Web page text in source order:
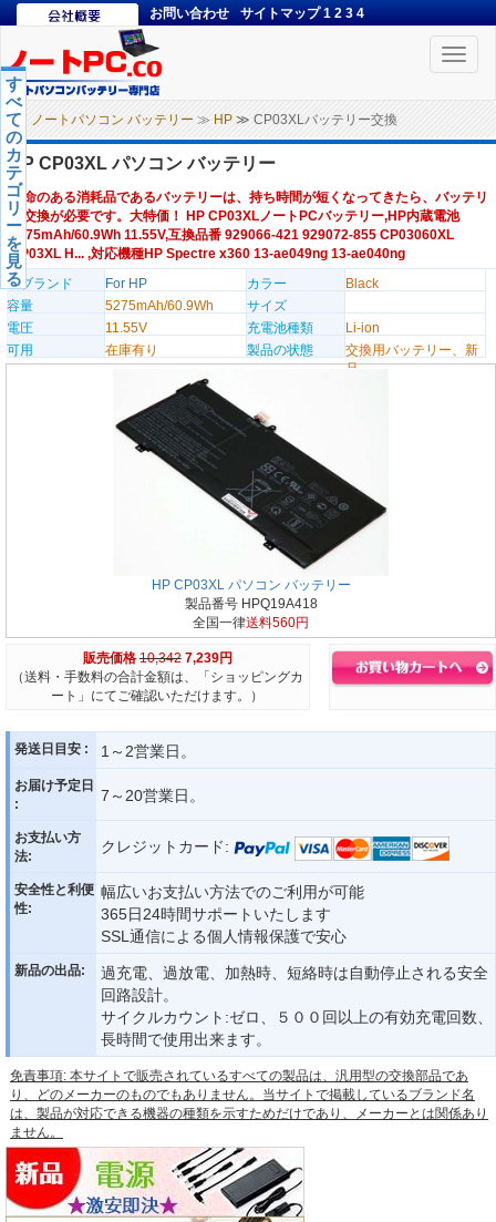
お問い合わせ サイトマップ 1 2 3 4
Toggle
ノートパソコン バッテリー ≫ HP ≫ CP03XLバッテリー交換
す
べ
て
の
カ
テ
ゴ
リ
ー
を
見
る
HP CP03XL パソコン バッテリー
寿命のある消耗品であるバッテリーは、持ち時間が短くなってきたら、バッテリ
ー交換が必要です。大特価！ HP CP03XLノートPCバッテリー,HP内蔵電池
5275mAh/60.9Wh 11.55V,互換品番 929066-421 929072-855 CP03060XL
CP03XL H... ,対応機種HP Spectre x360 13-ae049ng 13-ae040ng
のブランド
For HP カラー
Black
容量
5275mAh/60.9Wh
サイズ
電圧
11.55V 充電池種類
Li-ion
可用
在庫有り 製品の状態
交換用バッテリー、新
品
HP CP03XL パソコン バッテリー
製品番号 HPQ19A418
全国一律送料560円
販売価格 10,342 7,239円
（送料・手数料の合計金額は、「ショッピングカ
ート」にてご確認いただけます。）
発送日目安 : 1～2営業日。
お届け予定日
:
7～20営業日。
お支払い方
法:
クレジットカード:
安全性と利便
性:
幅広いお支払い方法でのご利用が可能
365日24時間サポートいたします
SSL通信による個人情報保護で安心
新品の出品:
過充電、過放電、加熱時、短絡時は自動停止される安全
回路設計。
サイクルカウント:ゼロ、５００回以上の有効充電回数、
長時間で使用出来ます。
免責事項: 本サイトで販売されているすべての製品は、汎用型の交換部品であ
り、どのメーカーのものでもありません。当サイトで掲載しているブランド名
は、製品が対応できる機器の種類を示すためだけであり、メーカーとは関係あり
ません。